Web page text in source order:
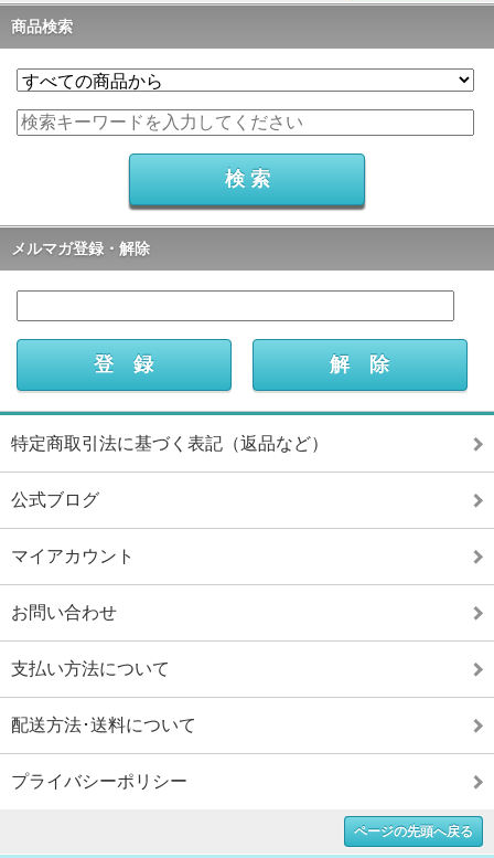
商品検索
メルマガ登録・解除
特定商取引法に基づく表記（返品など）
公式ブログ
マイアカウント
お問い合わせ
支払い方法について
配送方法･送料について
プライバシーポリシー
ページの先頭へ戻る